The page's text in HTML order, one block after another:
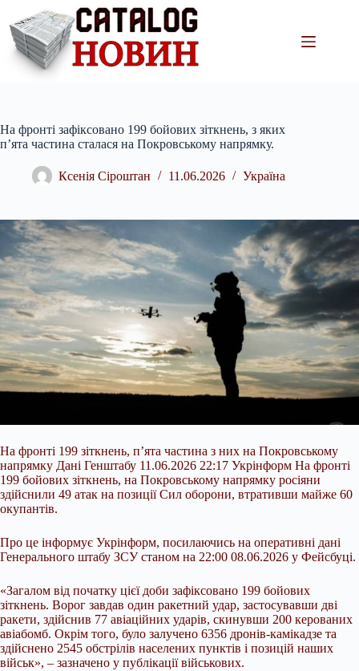
вмісту
На фронті зафіксовано 199 бойових зіткнень, з яких
п’ята частина сталася на Покровському напрямку.
Ксенія Сіроштан 11.06.2026 Україна
На фронті 199 зіткнень, п’ята частина з них на Покровському
напрямку Дані Генштабу 11.06.2026 22:17 Укрінформ На фронті
199 бойових зіткнень, на Покровському напрямку росіяни
здійснили 49 атак на позиції Сил оборони, втративши майже 60
окупантів.
Про це інформує Укрінформ, посилаючись на оперативні дані
Генерального штабу ЗСУ станом на 22:00 08.06.2026 у Фейсбуці.
«Загалом від початку цієї доби зафіксовано 199 бойових
зіткнень. Ворог завдав один ракетний удар, застосувавши дві
ракети, здійснив 77 авіаційних ударів, скинувши 200 керованих
авіабомб. Окрім того, було залучено 6356 дронів-камікадзе та
здійснено 2545 обстрілів населених пунктів і позицій наших
військ», – зазначено у публікації військових.